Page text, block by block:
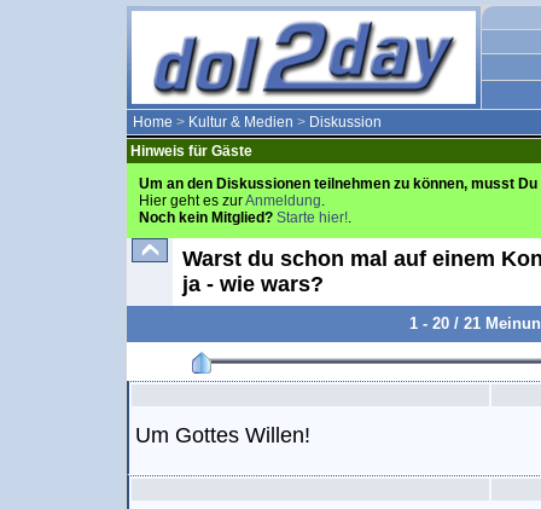
Home > Kultur & Medien > Diskussion
Hinweis für Gäste
Um an den Diskussionen teilnehmen zu können, musst
Hier geht es zurAnmeldung.
Noch kein Mitglied? Starte hier!.
Warst du schon mal auf einem
ja - wie wars?
1 - 20 / 21
Um Gottes Willen!